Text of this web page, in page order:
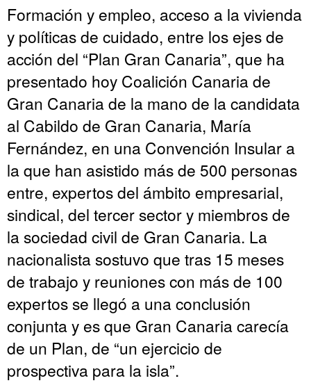
Formación y empleo, acceso a la vivienda
y políticas de cuidado, entre los ejes de
acción del “Plan Gran Canaria”, que ha
presentado hoy Coalición Canaria de
Gran Canaria de la mano de la candidata
al Cabildo de Gran Canaria, María
Fernández, en una Convención Insular a
la que han asistido más de 500 personas
entre, expertos del ámbito empresarial,
sindical, del tercer sector y miembros de
la sociedad civil de Gran Canaria. La
nacionalista sostuvo que tras 15 meses
de trabajo y reuniones con más de 100
expertos se llegó a una conclusión
conjunta y es que Gran Canaria carecía
de un Plan, de “un ejercicio de
prospectiva para la isla”.